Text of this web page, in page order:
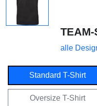
TEAM-
alle
Standard T-Shirt
Oversize T-Shirt